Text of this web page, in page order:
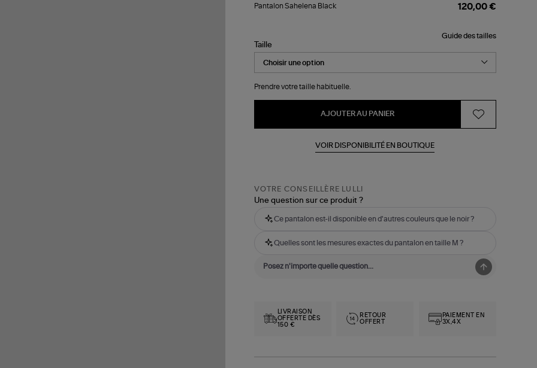
Sahelena
Pantalon Sahelena Black 120,00 €
Guide des tailles
Taille
Prendre votre taille habituelle.
AJOUTER AU PANIER
VOIR DISPONIBILITÉ EN BOUTIQUE
VOTRE CONSEILLÈRE LULLI
Une question sur ce produit ?
Ce pantalon est-il disponible en d'autres couleurs que le noir ?
Quelles sont les mesures exactes du pantalon en taille M ?
LIVRAISON
OFFERTE DÈS
150 €
RETOUR
OFFERT
PAIEMENT EN
3X,4X